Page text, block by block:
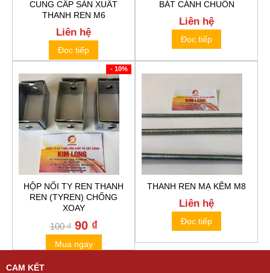
CUNG CẤP SẢN XUẤT
THANH REN M6
Liên hệ
Đọc tiếp
BÁT CÁNH CHUỒN
Liên hệ
Đọc tiếp
- 10%
HỘP NỐI TY REN THANH
REN (TYREN) CHỐNG
XOAY
100₫ Original
price
was:
90 ₫Current
price
is:
Mua ngay
THANH REN MẠ KẼM M8
Liên hệ
Đọc tiếp
CAM KẾT